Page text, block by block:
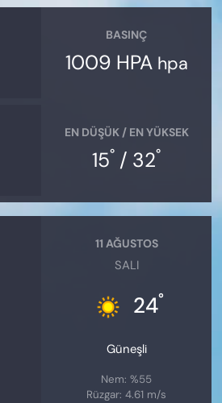
BASINÇ
1009 HPA hpa
EN DÜŞÜK / EN YÜKSEK
15° / 32°
11 AĞUSTOS
SALI
24°
Güneşli
Nem: %55
Rüzgar: 4.61 m/s